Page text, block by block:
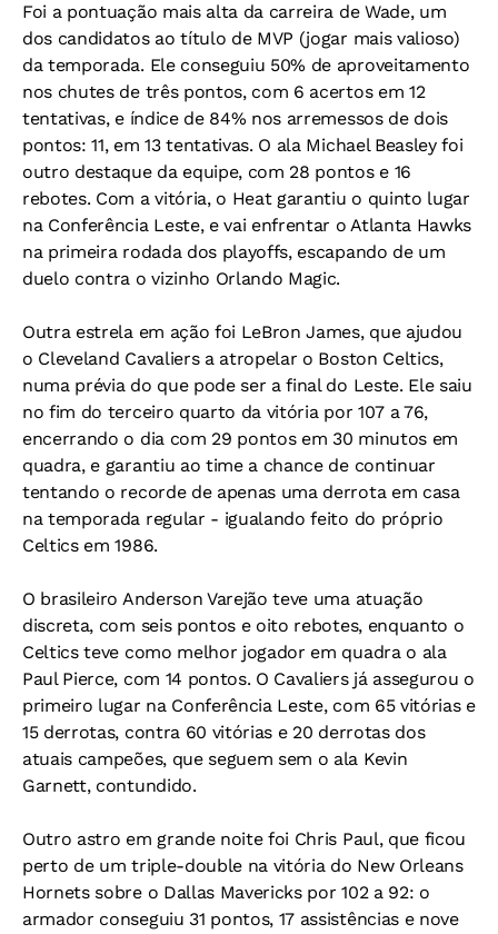
Foi a pontuação mais alta da carreira de Wade, um
dos candidatos ao título de MVP (jogar mais valioso)
da temporada. Ele conseguiu 50% de aproveitamento
nos chutes de três pontos, com 6 acertos em 12
tentativas, e índice de 84% nos arremessos de dois
pontos: 11, em 13 tentativas. O ala Michael Beasley foi
outro destaque da equipe, com 28 pontos e 16
rebotes. Com a vitória, o Heat garantiu o quinto lugar
na Conferência Leste, e vai enfrentar o Atlanta Hawks
na primeira rodada dos playoffs, escapando de um
duelo contra o vizinho Orlando Magic.
Outra estrela em ação foi LeBron James, que ajudou
o Cleveland Cavaliers a atropelar o Boston Celtics,
numa prévia do que pode ser a final do Leste. Ele saiu
no fim do terceiro quarto da vitória por 107 a 76,
encerrando o dia com 29 pontos em 30 minutos em
quadra, e garantiu ao time a chance de continuar
tentando o recorde de apenas uma derrota em casa
na temporada regular - igualando feito do próprio
Celtics em 1986.
O brasileiro Anderson Varejão teve uma atuação
discreta, com seis pontos e oito rebotes, enquanto o
Celtics teve como melhor jogador em quadra o ala
Paul Pierce, com 14 pontos. O Cavaliers já assegurou o
primeiro lugar na Conferência Leste, com 65 vitórias e
15 derrotas, contra 60 vitórias e 20 derrotas dos
atuais campeões, que seguem sem o ala Kevin
Garnett, contundido.
Outro astro em grande noite foi Chris Paul, que ficou
perto de um triple-double na vitória do New Orleans
Hornets sobre o Dallas Mavericks por 102 a 92: o
armador conseguiu 31 pontos, 17 assistências e nove